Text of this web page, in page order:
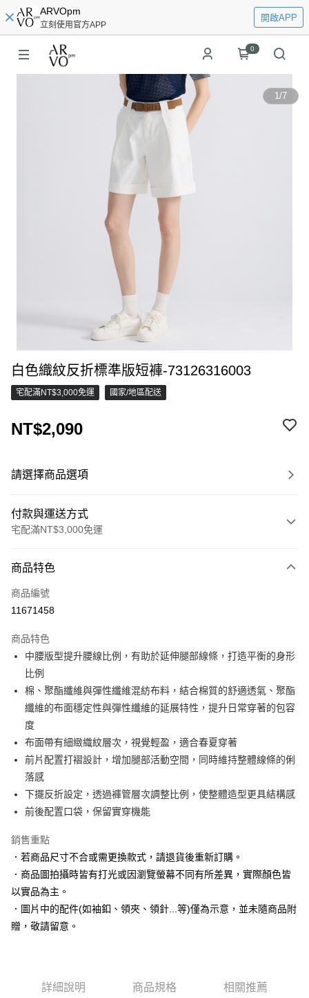
ARVOpm
立刻使用官方APP
開啟APP
0
1/7
白色織紋反折標準版短褲-73126316003
宅配滿NT$3,000免運 國家/地區配送
NT$2,090
請選擇商品選項
付款與運送方式
宅配滿NT$3,000免運
信用卡一次付款
信用卡分期付款
合作金庫商業銀行
華南商業銀行
彰化商業銀行
上海商業儲蓄銀行
國泰世華商業銀行
兆豐國際商業銀行
臺灣中小企業銀行
台中商業銀行
匯豐（台灣）商業銀行
聯邦商業銀行
元大商業銀行
永豐商業銀行
玉山商業銀行
星展（台灣）商業銀行
台新國際商業銀行
台灣樂天信用卡公司
6 期 0 利率 每期
華南商業銀行
上海商業儲蓄銀行
台北富邦商業銀行
國泰世華商業銀行
兆豐國際商業銀行
臺灣中小企業銀行
匯豐（台灣）商業銀行
華泰商業銀行
聯邦商業銀行
遠東國際商業銀行
元大商業銀行
永豐商業銀行
玉山商業銀行
台新國際商業銀行
中國信託商業銀行
台灣樂天信用卡公司
LINE Pay
Apple Pay
街口支付
悠遊付
Google Pay
全盈+PAY
相關說明
【關於「AFTEE先享後付」】
AFTEE先享後付是「在收到商品之後才付款」的支付方式。 讓您購物簡單
便利好安心！
１．簡單：不需註冊會員、不需綁卡、不需儲值。
２．便利：只要手機號碼，簡訊認證，即可結帳。
２．訂單成立數日內，您將收到繳費通知簡訊。
３．收到繳費通知簡訊後14天內，點擊此簡訊中的連結，可透過四大超商／
運送方式
X新竹物流宅配
每筆NT$350，滿NT$3,500(含以上)免運費
商品特色
商品編號
11671458
商品特色
中腰版型提升腰線比例，有助於延伸腿部線條，打造平衡的身形
比例
棉、聚酯纖維與彈性纖維混紡布料，結合棉質的舒適透氣、聚酯
纖維的布面穩定性與彈性纖維的延展特性，提升日常穿著的包容
度
布面帶有細緻織紋層次，視覺輕盈，適合春夏穿著
前片配置打褶設計，增加腿部活動空間，同時維持整體線條的俐
落感
下擺反折設定，透過褲管層次調整比例，使整體造型更具結構感
前後配置口袋，保留實穿機能
銷售重點
．若商品尺寸不合或需更換款式，請退貨後重新訂購。
．商品圖拍攝時皆有打光或因瀏覽螢幕不同有所差異，實際顏色皆
以實品為主。
．圖片中的配件(如袖釦、領夾、領針...等)僅為示意，並未隨商品附
贈，敬請留意。
詳細說明 商品規格 相關推薦